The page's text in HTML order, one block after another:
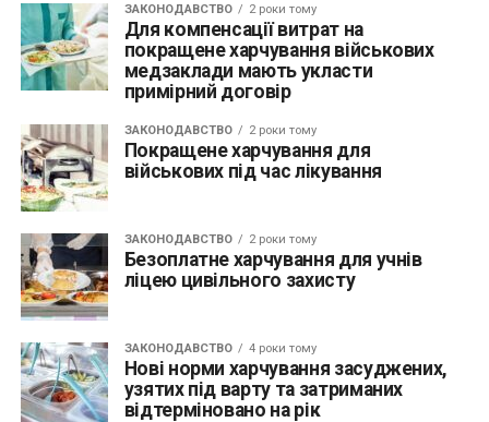
ЗАКОНОДАВСТВО 2 роки тому
Для компенсації витрат на
покращене харчування військових
медзаклади мають укласти
примірний договір
ЗАКОНОДАВСТВО 2 роки тому
Покращене харчування для
військових під час лікування
ЗАКОНОДАВСТВО 2 роки тому
Безоплатне харчування для учнів
ліцею цивільного захисту
ЗАКОНОДАВСТВО 4 роки тому
Нові норми харчування засуджених,
узятих під варту та затриманих
відтерміновано на рік